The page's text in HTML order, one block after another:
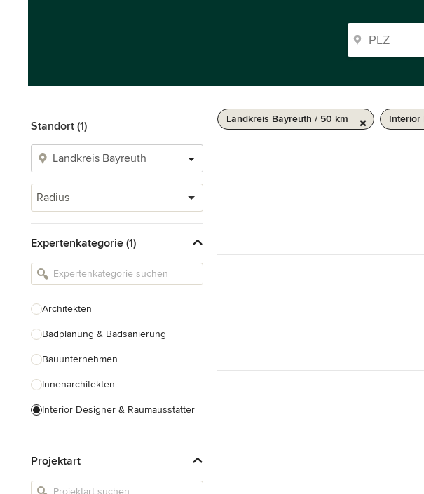
Standort (1)
Radius
Expertenkategorie (1)
Architekten
Badplanung & Badsanierung
Bauunternehmen
Innenarchitekten
Interior Designer & Raumausstatter
Landschaftsarchitekten
Armaturen & Sanitärbedarf
Projektart
Landkreis Bayreuth / 50 km Interior